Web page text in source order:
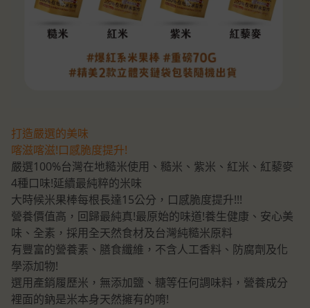
打造嚴選的美味
喀滋喀滋!口感脆度提升!
嚴選100%台灣在地糙米使用、糙米、紫米、紅米、紅藜麥
4種口味!延續最純粹的米味
大時候米果棒每根長達15公分，口感脆度提升!!!
營養價值高，回歸最純真!最原始的味道!養生健康、安心美
味、全素，採用全天然食材及台灣純糙米原料
有豐富的營養素、膳食纖維，不含人工香料、防腐劑及化
學添加物!
選用產銷履歷米，無添加鹽、糖等任何調味料，營養成分
裡面的鈉是米本身天然擁有的唷!